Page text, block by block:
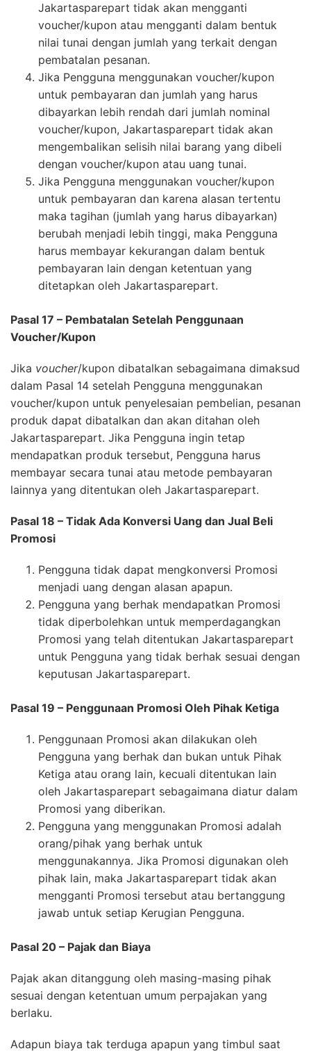
Jakartasparepart tidak akan mengganti
voucher/kupon atau mengganti dalam bentuk
nilai tunai dengan jumlah yang terkait dengan
pembatalan pesanan.
Jika Pengguna menggunakan voucher/kupon
untuk pembayaran dan jumlah yang harus
dibayarkan lebih rendah dari jumlah nominal
voucher/kupon, Jakartasparepart tidak akan
mengembalikan selisih nilai barang yang dibeli
dengan voucher/kupon atau uang tunai.
Jika Pengguna menggunakan voucher/kupon
untuk pembayaran dan karena alasan tertentu
maka tagihan (jumlah yang harus dibayarkan)
berubah menjadi lebih tinggi, maka Pengguna
harus membayar kekurangan dalam bentuk
pembayaran lain dengan ketentuan yang
ditetapkan oleh Jakartasparepart.
Pasal 17 – Pembatalan Setelah Penggunaan
Voucher/Kupon
Jika voucher/kupon dibatalkan sebagaimana dimaksud
dalam Pasal 14 setelah Pengguna menggunakan
voucher/kupon untuk penyelesaian pembelian, pesanan
produk dapat dibatalkan dan akan ditahan oleh
Jakartasparepart. Jika Pengguna ingin tetap
mendapatkan produk tersebut, Pengguna harus
membayar secara tunai atau metode pembayaran
lainnya yang ditentukan oleh Jakartasparepart.
Pasal 18 – Tidak Ada Konversi Uang dan Jual Beli
Promosi
Pengguna tidak dapat mengkonversi Promosi
menjadi uang dengan alasan apapun.
Pengguna yang berhak mendapatkan Promosi
tidak diperbolehkan untuk memperdagangkan
Promosi yang telah ditentukan Jakartasparepart
untuk Pengguna yang tidak berhak sesuai dengan
keputusan Jakartasparepart.
Pasal 19 – Penggunaan Promosi Oleh Pihak Ketiga
Penggunaan Promosi akan dilakukan oleh
Pengguna yang berhak dan bukan untuk Pihak
Ketiga atau orang lain, kecuali ditentukan lain
oleh Jakartasparepart sebagaimana diatur dalam
Promosi yang diberikan.
Pengguna yang menggunakan Promosi adalah
orang/pihak yang berhak untuk
menggunakannya. Jika Promosi digunakan oleh
pihak lain, maka Jakartasparepart tidak akan
mengganti Promosi tersebut atau bertanggung
jawab untuk setiap Kerugian Pengguna.
Pasal 20 – Pajak dan Biaya
Pajak akan ditanggung oleh masing-masing pihak
sesuai dengan ketentuan umum perpajakan yang
berlaku.
Adapun biaya tak terduga apapun yang timbul saat